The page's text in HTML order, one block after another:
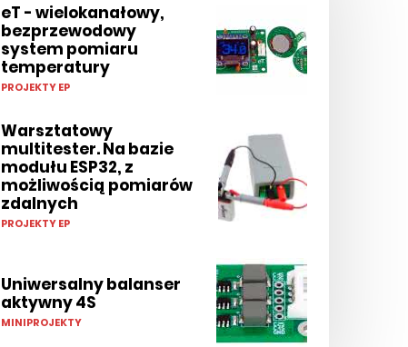
eT - wielokanałowy,
bezprzewodowy
system pomiaru
temperatury
PROJEKTY EP
Warsztatowy
multitester. Na bazie
modułu ESP32, z
możliwością pomiarów
zdalnych
PROJEKTY EP
Uniwersalny balanser
aktywny 4S
MINIPROJEKTY